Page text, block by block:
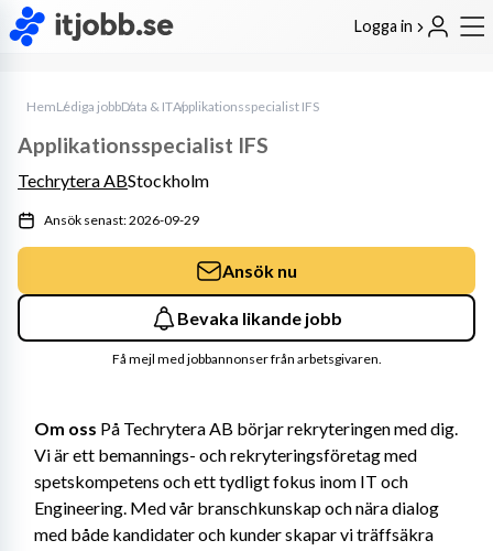
Logga in
HemLediga jobbData & ITApplikationsspecialist IFS
Om oss På Techrytera AB börjar rekryteringen med dig.
Vi är ett bemannings- och rekryteringsföretag med
spetskompetens och ett tydligt fokus inom IT och
Engineering. Med vår branschkunskap och nära dialog
med både kandidater och kunder skapar vi träffsäkra
Applikationsspecialist IFS
Techrytera ABStockholm
Ansök senast: 2026-09-29
Ansök nu
Bevaka likande jobb
Få mejl med jobbannonser från arbetsgivaren.